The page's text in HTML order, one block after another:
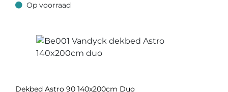
Op voorraad
Op voorraad
Dekbed Astro 90 140x200cm Duo